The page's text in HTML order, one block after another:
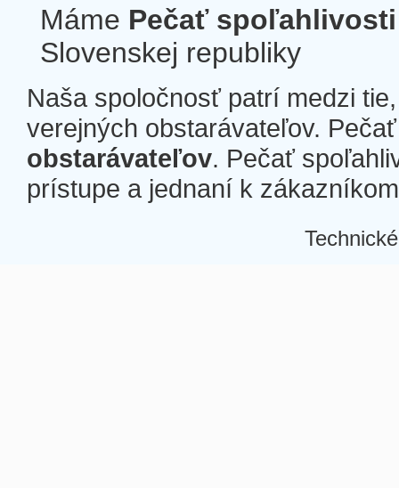
Máme Pečať spoľahlivosti
Slovenskej republiky
Naša spoločnosť patrí medzi
verejných obstarávateľov.
obstarávateľov. Pečať
prístupe a jednaní k